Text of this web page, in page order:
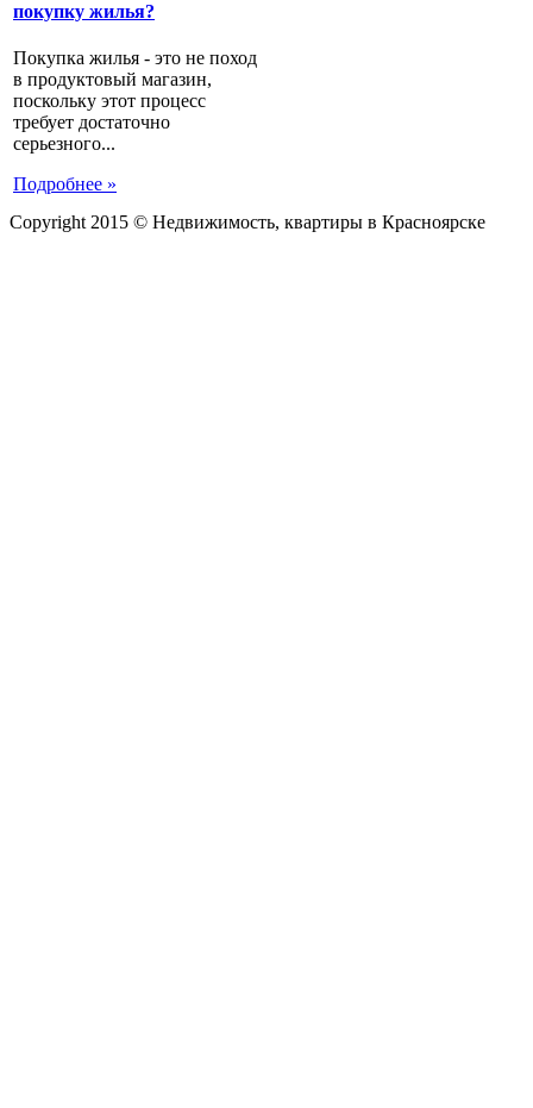
покупку жилья?
Покупка жилья - это не поход
в продуктовый магазин,
поскольку этот процесс
требует достаточно
серьезного...
Подробнее »
Copyright 2015 © Недвижимость, квартиры в Красноярске